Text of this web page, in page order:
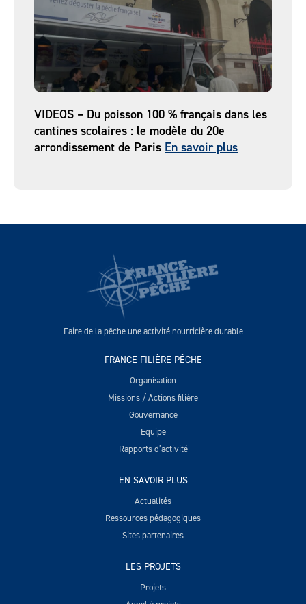
VIDEOS – Du poisson 100 % français dans les
cantines scolaires : le modèle du 20e
arrondissement de Paris En savoir plus
Faire de la pêche une activité nourricière durable
FRANCE FILIÈRE PÊCHE
Organisation
Missions / Actions filière
Gouvernance
Equipe
Rapports d’activité
EN SAVOIR PLUS
Actualités
Ressources pédagogiques
Sites partenaires
LES PROJETS
Projets